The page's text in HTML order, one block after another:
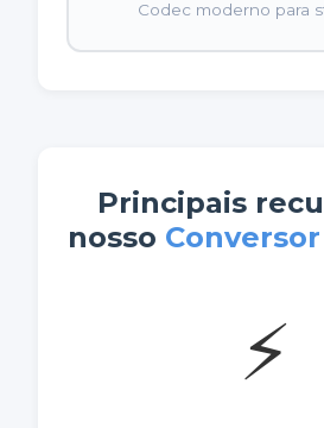
Codec moderno para
Principais
nosso
⚡